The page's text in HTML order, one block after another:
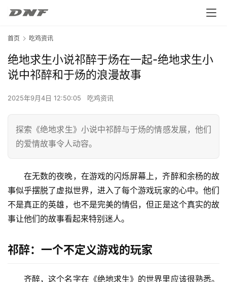
首页 吃鸡资讯
绝地求生小说祁醉于炀在一起-绝地求生小
说中祁醉和于炀的浪漫故事
2025年9月4日 12:50:05 吃鸡资讯
探索《绝地求生》小说中祁醉与于炀的情感发展，他们
的爱情故事令人动容。
在无数的夜晚，在游戏的闪烁屏幕上，齐醉和余杨的故
事似乎摆脱了虚拟世界，进入了每个游戏玩家的心中。他们
不是真正的英雄，也不是完美的情侣，但正是这个真实的故
事让他们的故事看起来特别迷人。
祁醉：一个不定义游戏的玩家
齐醉，这个名字在《绝地求生》的世界里应该很熟悉。